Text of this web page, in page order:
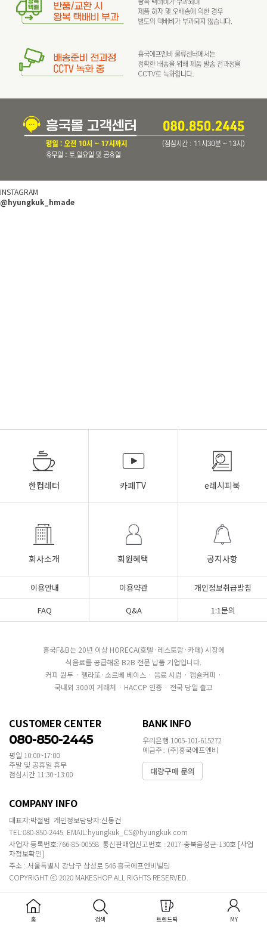
INSTAGRAM
@hyungkuk_hmade
한컵레터 카페TV e레시피북
회사소개 회원혜택 공지사항
이용안내 이용약관
개인정보취급방침
FAQ
Q&A 1:1문의
흥국F&B는 20년 이상 HORECA(호텔·레스토랑·카페) 시장에
식음료를 공급해온 B2B 전문 납품 기업입니다.
커피 원두 · 젤라또·소르베 베이스 · 음료 시럽 · 캡슐커피 ·
국내외 300여 거래처 · HACCP 인증 · 전국 당일 출고
CUSTOMER CENTER
080-850-2445
평일 10:00~17:00
주말 및 공휴일 휴무
점심시간 11:30~13:00
BANK INFO
우리은행 1005-101-615272
예금주 : (주)흥국에프엔비
대량구매 문의
COMPANY INFO
대표자:박철범 개인정보담당자:신동건
TEL:080-850-2445 EMAIL:hyungkuk_CS@hyungkuk.com
사업자 등록번호:766-85-00558 통신판매업신고번호 : 2017-충북음성군-130호 [사업
자정보확인]
주소 : 서울특별시 강남구 삼성로 546 흥국에프엔비빌딩
COPYRIGHT ⓒ 2020 MAKESHOP ALL RIGHTS RESERVED.
홈 검색 트렌드픽 MY